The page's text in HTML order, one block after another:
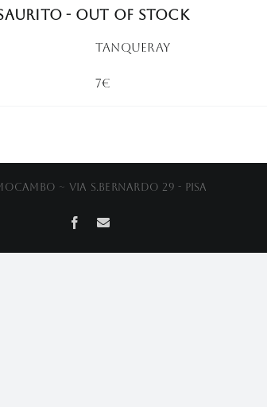
- Out of stock
Tanqueray
7€
~ Via S.Bernardo 29 - Pisa
Facebook
Email